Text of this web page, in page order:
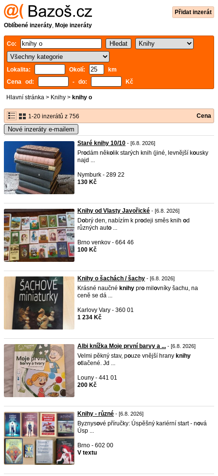
Přidat inzerát
Oblíbené inzeráty, Moje inzeráty
Co:
Lokalita: Okolí:
km
Cena od:
- do: Kč
Hlavní stránka > Knihy > knihy o
1-20 inzerátů z 756 Cena
Nové inzeráty e-mailem
Staré knihy 10/10 - [6.8. 2026]
Prodám něko lik starých knih (jiné, levnější kousky
najd ...
Nymburk - 289 22
130 Kč
Knihy od Vlasty Javořické - [6.8. 2026]
Dobrý den, nabízím k prodeji směs knih od
různých auto ...
Brno venkov - 664 46
100 Kč
Knihy o šachách / šachy - [6.8. 2026]
Krásné naučné knihy pro mil ovníky šachu, na
ceně se dá ...
Karlovy Vary - 360 01
1 234 Kč
Albi knížka Moje první barvy a ... - [6.8. 2026]
Velmi pěkný stav, pouze vnější hrany knihy
otlačené. Jd ...
Louny - 441 01
200 Kč
Knihy - různé - [6.8. 2026]
Byznysové příručky: Úspěšný kariérní start - nová
Úsp ...
Brno - 602 00
V textu